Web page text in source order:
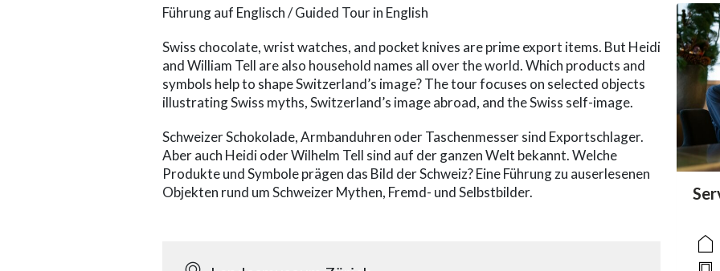
Führung auf Englisch / Guided Tour in English
Swiss chocolate, wrist watches, and pocket knives are prime export items. But Heidi
and William Tell are also household names all over the world. Which products and
symbols help to shape Switzerland’s image? The tour focuses on selected objects
illustrating Swiss myths, Switzerland’s image abroad, and the Swiss self-image.
Schweizer Schokolade, Armbanduhren oder Taschenmesser sind Exportschlager.
Aber auch Heidi oder Wilhelm Tell sind auf der ganzen Welt bekannt. Welche
Produkte und Symbole prägen das Bild der Schweiz? Eine Führung zu auserlesenen
Objekten rund um Schweizer Mythen, Fremd- und Selbstbilder.